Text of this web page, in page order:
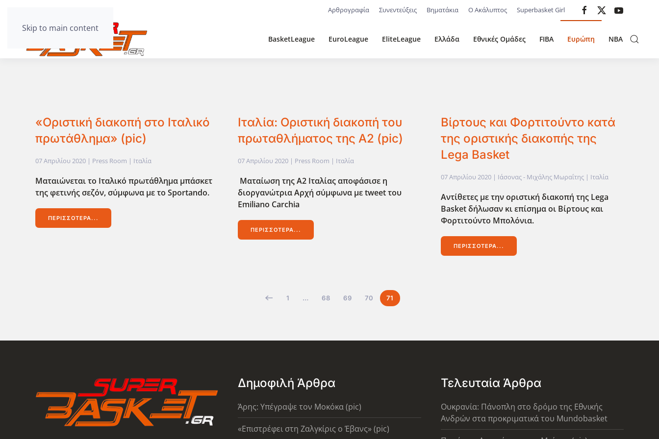
Skip to main content
Αρθρογραφία Συνεντεύξεις Βηματάκια Ο Ακάλυπτος Superbasket Girl
BasketLeague EuroLeague EliteLeague Ελλάδα Εθνικές Ομάδες FIBA Ευρώπη NBA
«Οριστική διακοπή στο Ιταλικό
πρωτάθλημα» (pic)
07 Απριλίου 2020 | Press Room | Ιταλία
Ματαιώνεται το Ιταλικό πρωτάθλημα μπάσκετ
της φετινής σεζόν, σύμφωνα με το Sportando.
ΠΕΡΙΣΣΌΤΕΡΑ...
Ιταλία: Οριστική διακοπή του
πρωταθλήματος της Α2 (pic)
07 Απριλίου 2020 | Press Room | Ιταλία
Ματαίωση της Α2 Ιταλίας αποφάσισε η
διοργανώτρια Αρχή σύμφωνα με tweet του
Emiliano Carchia
ΠΕΡΙΣΣΌΤΕΡΑ...
Βίρτους και Φορτιτούντο κατά
της οριστικής διακοπής της
Lega Basket
07 Απριλίου 2020| Ιάσονας - Μιχάλης Μωραΐτης | Ιταλία
Αντίθετες με την οριστική διακοπή της Lega
Basket δήλωσαν κι επίσημα οι Βίρτους και
Φορτιτούντο Μπολόνια.
ΠΕΡΙΣΣΌΤΕΡΑ...
1 … 68 69 70 71
Δημοφιλή Άρθρα
Άρης: Υπέγραψε τον Μοκόκα (pic)
«Επιστρέφει στη Ζαλγκίρις ο Έβανς» (pic)
Τελευταία Άρθρα
Ουκρανία: Πάνοπλη στο δρόμο της Εθνικής
Ανδρών στα προκριματικά του Mundobasket